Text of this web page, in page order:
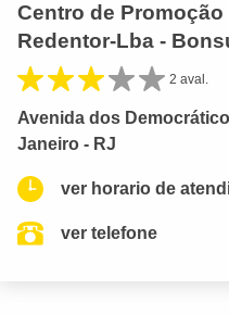
Centro de
Redentor-Lba -
2 aval.
Avenida dos
Janeiro - RJ
ver horario de
ver telefone